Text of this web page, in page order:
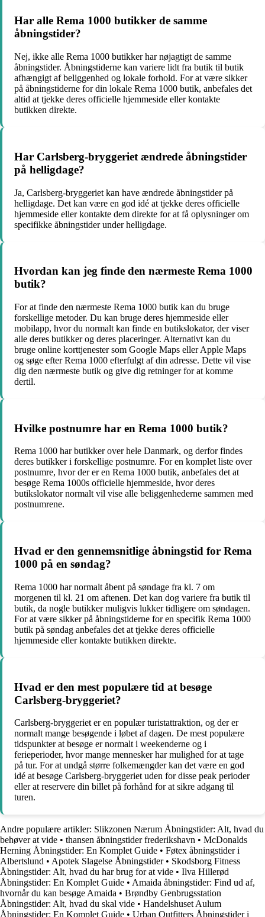
Har alle Rema 1000 butikker de samme
åbningstider?
Nej, ikke alle Rema 1000 butikker har nøjagtigt de samme
åbningstider. Åbningstiderne kan variere lidt fra butik til butik
afhængigt af beliggenhed og lokale forhold. For at være sikker
på åbningstiderne for din lokale Rema 1000 butik, anbefales det
altid at tjekke deres officielle hjemmeside eller kontakte
butikken direkte.
Har Carlsberg-bryggeriet ændrede åbningstider
på helligdage?
Ja, Carlsberg-bryggeriet kan have ændrede åbningstider på
helligdage. Det kan være en god idé at tjekke deres officielle
hjemmeside eller kontakte dem direkte for at få oplysninger om
specifikke åbningstider under helligdage.
Hvordan kan jeg finde den nærmeste Rema 1000
butik?
For at finde den nærmeste Rema 1000 butik kan du bruge
forskellige metoder. Du kan bruge deres hjemmeside eller
mobilapp, hvor du normalt kan finde en butikslokator, der viser
alle deres butikker og deres placeringer. Alternativt kan du
bruge online korttjenester som Google Maps eller Apple Maps
og søge efter Rema 1000 efterfulgt af din adresse. Dette vil vise
dig den nærmeste butik og give dig retninger for at komme
dertil.
Hvilke postnumre har en Rema 1000 butik?
Rema 1000 har butikker over hele Danmark, og derfor findes
deres butikker i forskellige postnumre. For en komplet liste over
postnumre, hvor der er en Rema 1000 butik, anbefales det at
besøge Rema 1000s officielle hjemmeside, hvor deres
butikslokator normalt vil vise alle beliggenhederne sammen med
postnumrene.
Hvad er den gennemsnitlige åbningstid for Rema
1000 på en søndag?
Rema 1000 har normalt åbent på søndage fra kl. 7 om
morgenen til kl. 21 om aftenen. Det kan dog variere fra butik til
butik, da nogle butikker muligvis lukker tidligere om søndagen.
For at være sikker på åbningstiderne for en specifik Rema 1000
butik på søndag anbefales det at tjekke deres officielle
hjemmeside eller kontakte butikken direkte.
Hvad er den mest populære tid at besøge
Carlsberg-bryggeriet?
Carlsberg-bryggeriet er en populær turistattraktion, og der er
normalt mange besøgende i løbet af dagen. De mest populære
tidspunkter at besøge er normalt i weekenderne og i
ferieperioder, hvor mange mennesker har mulighed for at tage
på tur. For at undgå større folkemængder kan det være en god
idé at besøge Carlsberg-bryggeriet uden for disse peak perioder
eller at reservere din billet på forhånd for at sikre adgang til
turen.
Andre populære artikler: Slikzonen Nærum Åbningstider: Alt, hvad du
behøver at vide • thansen åbningstider frederikshavn • McDonalds
Herning Åbningstider: En Komplet Guide • Føtex åbningstider i
Albertslund • Apotek Slagelse Åbningstider• Skodsborg Fitness
Åbningstider: Alt, hvad du har brug for at vide • Ilva Hillerød
Åbningstider: En Komplet Guide • Amaida åbningstider: Find ud af,
hvornår du kan besøge Amaida • Brøndby Genbrugsstation
Åbningstider: Alt, hvad du skal vide • Handelshuset Aulum
Åbningstider: En Komplet Guide • Urban Outfitters Åbningstider i